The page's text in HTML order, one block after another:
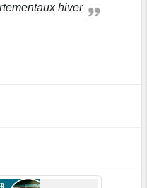
hiver